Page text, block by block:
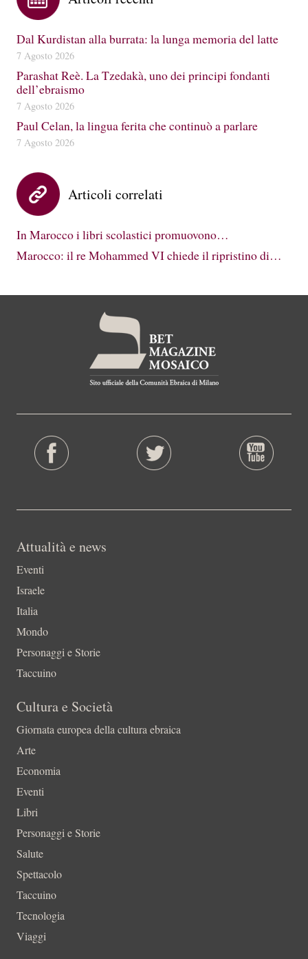
Dal Kurdistan alla burrata: la lunga memoria del latte
7 Agosto 2026
Parashat Reè. La Tzedakà, uno dei principi fondanti
dell’ebraismo
7 Agosto 2026
Paul Celan, la lingua ferita che continuò a parlare
7 Agosto 2026
Articoli correlati
In Marocco i libri scolastici promuovono…
Marocco: il re Mohammed VI chiede il ripristino di…
Attualità e news
Eventi
Israele
Italia
Mondo
Personaggi e Storie
Taccuino
Cultura e Società
Giornata europea della cultura ebraica
Arte
Economia
Eventi
Libri
Personaggi e Storie
Salute
Spettacolo
Taccuino
Tecnologia
Viaggi